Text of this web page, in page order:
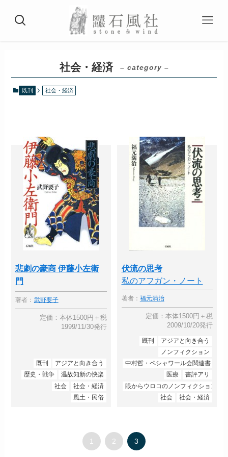
社会・経済 – category –
既刊 社会・経済
悲劇の豪商 伊藤小左衛
門
著者： 武野要子
定価：本体1500円＋税
1999/11/30発行
既刊
アジアと向き合う
歴史・戦争
温故知新の快楽
社会
社会・経済
風土・民俗
伏流の思考
私のアフガン・ノート
著者： 福元満治
定価：本体1500円＋税
2009/10/20発行
既刊
アジアと向き合う
ノンフィクション
中村哲・ペシャワール会関連書
医療
書評アリ
眼からウロコのノンフィクション
社会
社会・経済
1 2 3